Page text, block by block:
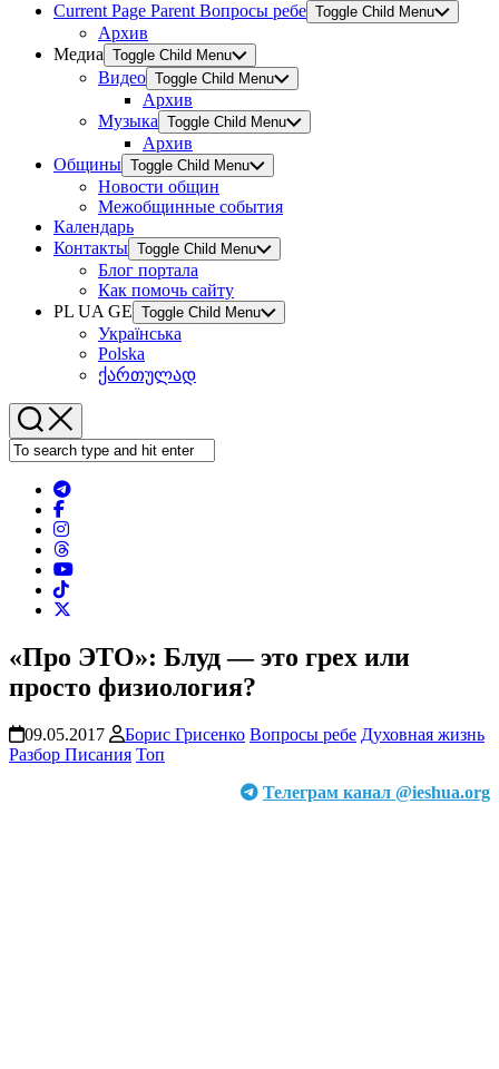
Current Page Parent Вопросы ребе Toggle Child Menu
Архив
Медиа Toggle Child Menu
Видео Toggle Child Menu
Архив
Музыка Toggle Child Menu
Архив
Общины Toggle Child Menu
Новости общин
Межобщинные события
Календарь
Контакты Toggle Child Menu
Блог портала
Как помочь сайту
PL UA GE Toggle Child Menu
Українська
Polska
ქართულად
«Про ЭТО»: Блуд — это грех или
просто физиология?
09.05.2017 Борис Грисенко Вопросы ребе Духовная жизнь
Разбор Писания Топ
Телеграм канал @ieshua.org